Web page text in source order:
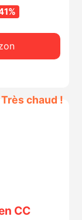
Très chaud !
CC